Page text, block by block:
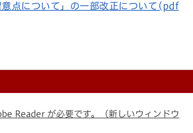
意点について」の一部改正について(pdf
Reader が必要です。（新しいウィンドウ